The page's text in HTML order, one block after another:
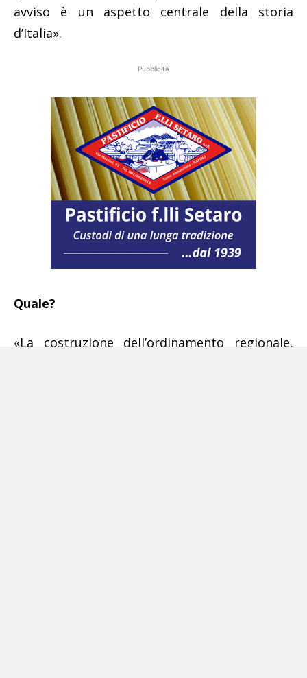
avviso è un aspetto centrale della storia
d’Italia».
Pubblicità
Quale?
«La costruzione dell’ordinamento regionale,